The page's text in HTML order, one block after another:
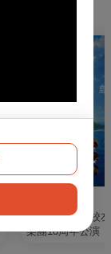
2026板橋高中校
樂團18周年公演